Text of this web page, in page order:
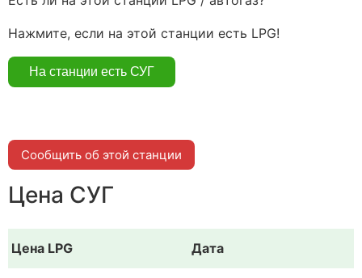
Нажмите, если на этой станции есть LPG!
Сообщить об этой станции
Цена СУГ
Цена LPG Дата